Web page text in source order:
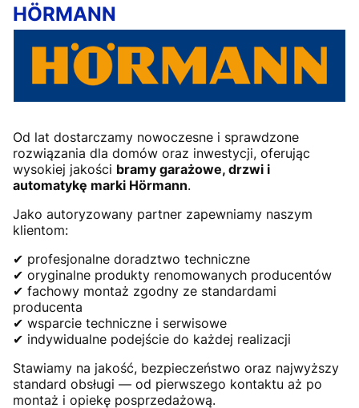
HÖRMANN
Od lat dostarczamy nowoczesne i sprawdzone
rozwiązania dla domów oraz inwestycji, oferując
wysokiej jakości bramy garażowe, drzwi i
automatykę marki Hörmann.
Jako autoryzowany partner zapewniamy naszym
klientom:
✔ profesjonalne doradztwo techniczne
✔ oryginalne produkty renomowanych producentów
✔ fachowy montaż zgodny ze standardami
producenta
✔ wsparcie techniczne i serwisowe
✔ indywidualne podejście do każdej realizacji
Stawiamy na jakość, bezpieczeństwo oraz najwyższy
standard obsługi — od pierwszego kontaktu aż po
montaż i opiekę posprzedażową.